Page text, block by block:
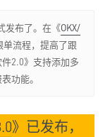
发布了。在《OKX/
流程，提高了跟
2.0》支持添加多
功能。
》已发布，